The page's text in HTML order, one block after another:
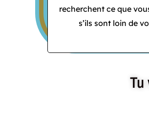
recherchent ce que
s’ils sont loin de